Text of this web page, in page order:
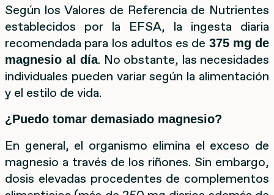
Según los Valores de Referencia de Nutrientes
establecidos por la EFSA, la ingesta diaria
recomendada para los adultos es de 375 mg de
magnesio al día. No obstante, las necesidades
individuales pueden variar según la alimentación
y el estilo de vida.
¿Puedo tomar demasiado magnesio?
En general, el organismo elimina el exceso de
magnesio a través de los riñones. Sin embargo,
dosis elevadas procedentes de complementos